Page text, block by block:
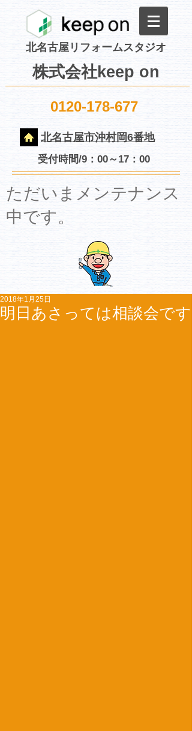
北名古屋リフォームスタジオ
株式会社keep on
0120-178-677
北名古屋市沖村岡6番地
受付時間/9：00～17：00
​ただいまメンテナンス
中です。
明日あさっては相談会です
2018年1月25日